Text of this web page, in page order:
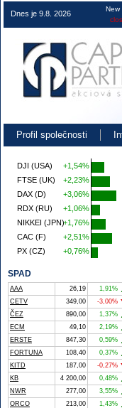
Obchodování na
DJI (USA)
FTSE (UK)
DAX (D)
RDX (RU)
NIKKEI (JPN)
CAC (F)
PX (CZ)
+1,54%
+2,23%
+3,06%
+1,06%
+1,76%
+2,51%
+0,76%
SPAD
AAA 26,19
1,91%
CETV
349,00
-3,00%
ČEZ
890,00
1,37%
ECM
49,10
2,19%
ERSTE
847,30
0,59%
FORTUNA
108,40
0,37%
KITD
187,00
-0,27%
KB
4 200,00
0,48%
NWR
277,00
3,55%
ORCO
213,00
1,43%
Dnes je 9.8. 2026
New
Profil společnosti